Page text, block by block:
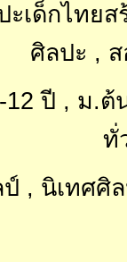
เด็กไทยส
ศิลปะ ,
12 ปี , ม.
ทั่
ป์ , นิเทศ